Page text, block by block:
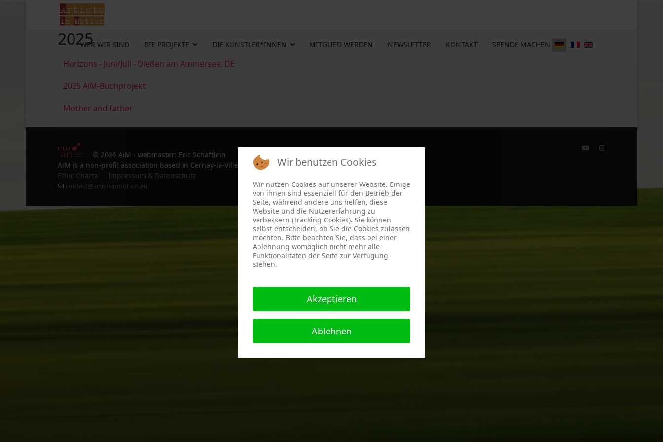
WER WIR SIND DIE PROJEKTE DIE KUNSTLER*INNEN MITGLIED WERDEN NEWSLETTER KONTAKT SPENDE MACHEN
2025
Horizons - Juni/Juli - Dießen am Ammersee, DE
2025 AiM-Buchprojekt
Mother and father
© 2026 AiM - webmaster: Eric Schaftlein
AiM is a non-profit association based in Cernay-la-Ville, France since 2022
Ethic Charta
Impressum & Datenschutz
contact@artistsinmotion.eu
Wir benutzen Cookies
Wir nutzen Cookies auf unserer Website. Einige
von ihnen sind essenziell für den Betrieb der
Seite, während andere uns helfen, diese
Website und die Nutzererfahrung zu
verbessern (Tracking Cookies). Sie können
selbst entscheiden, ob Sie die Cookies zulassen
möchten. Bitte beachten Sie, dass bei einer
Ablehnung womöglich nicht mehr alle
Funktionalitäten der Seite zur Verfügung
stehen.
Akzeptieren
Ablehnen